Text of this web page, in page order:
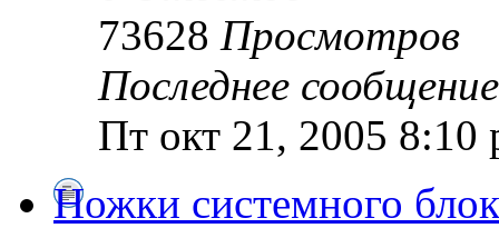
73628 Просмотров
Последнее
Пт окт 21, 2005 8:10
Ножки системного